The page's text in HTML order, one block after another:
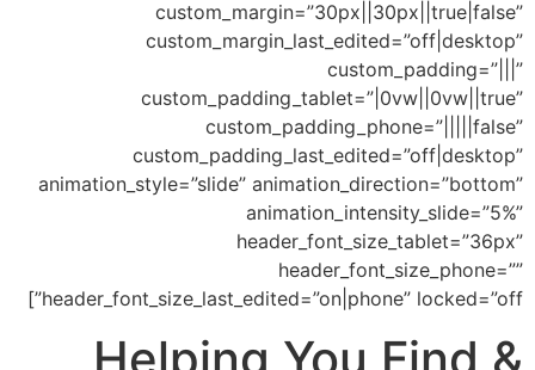
animation_style=”slide”
header_font_size_last_edited=”on|phone”